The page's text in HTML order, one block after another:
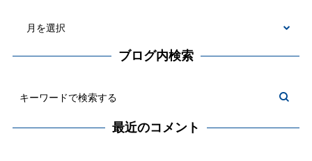
ブログ内検索
最近のコメント